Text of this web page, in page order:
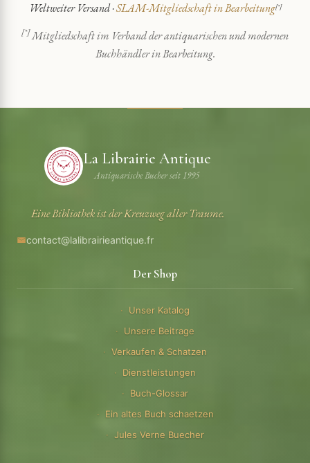
Weltweiter Versand ·SLAM-Mitgliedschaft in Bearbeitung[*]
[*]Mitgliedschaft im Verband der antiquarischen und modernen
Buchhändler in Bearbeitung.
La Librairie Antique
Antiquarische Bucher seit 1995
Eine Bibliothek ist der Kreuzweg aller Traume.
contact@lalibrairieantique.fr
Der Shop
Unser Katalog
Unsere Beitrage
Verkaufen & Schatzen
Dienstleistungen
Buch-Glossar
Ein altes Buch schaetzen
Jules Verne Buecher